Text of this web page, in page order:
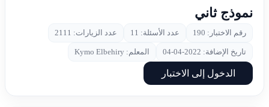
نموذج ثاني
رقم الاختبار: 190 عدد الأسئلة: 11 عدد الزيارات: 2111
تاريخ الإضافة: 2022-04-04 المعلم: Kymo Elbehiry
الدخول إلى الاختبار